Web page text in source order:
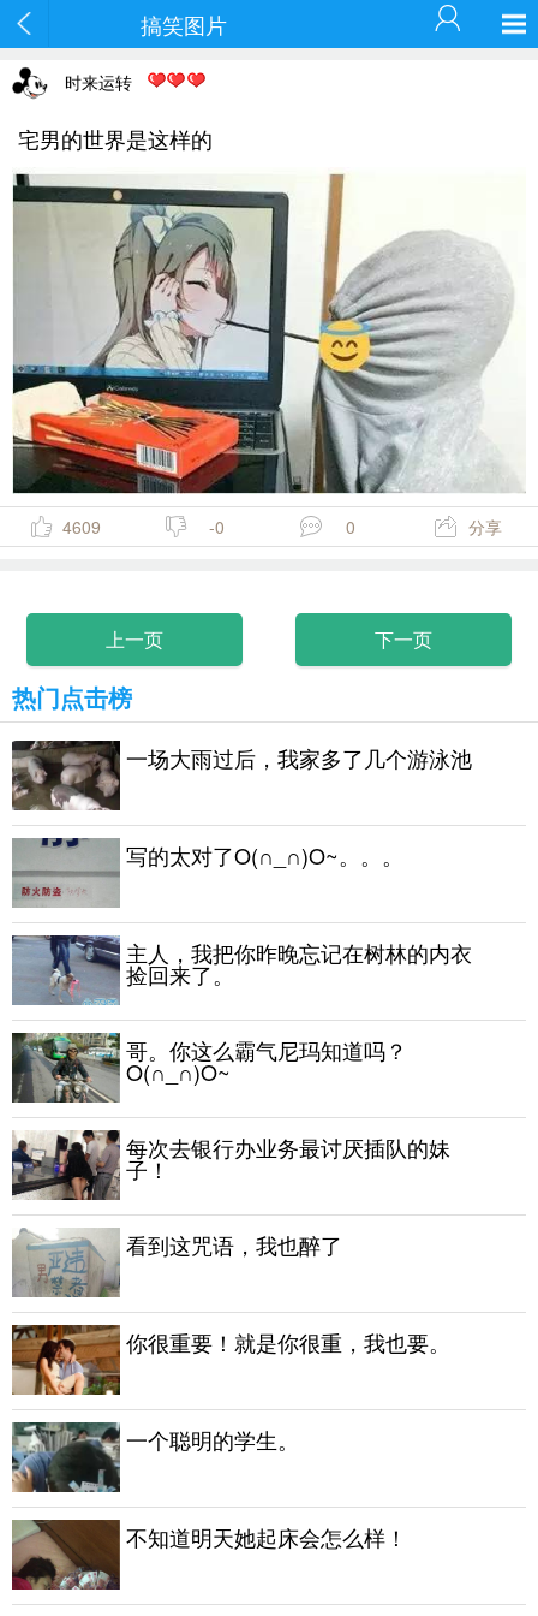
搞笑图片
时来运转
宅男的世界是这样的
4609 -0 0 分享
上一页 下一页
热门点击榜
一场大雨过后，我家多了几个游泳池
写的太对了O(∩_∩)O~。。。
主人，我把你昨晚忘记在树林的内衣
捡回来了。
哥。你这么霸气尼玛知道吗？
O(∩_∩)O~
每次去银行办业务最讨厌插队的妹
子！
看到这咒语，我也醉了
你很重要！就是你很重，我也要。
一个聪明的学生。
不知道明天她起床会怎么样！